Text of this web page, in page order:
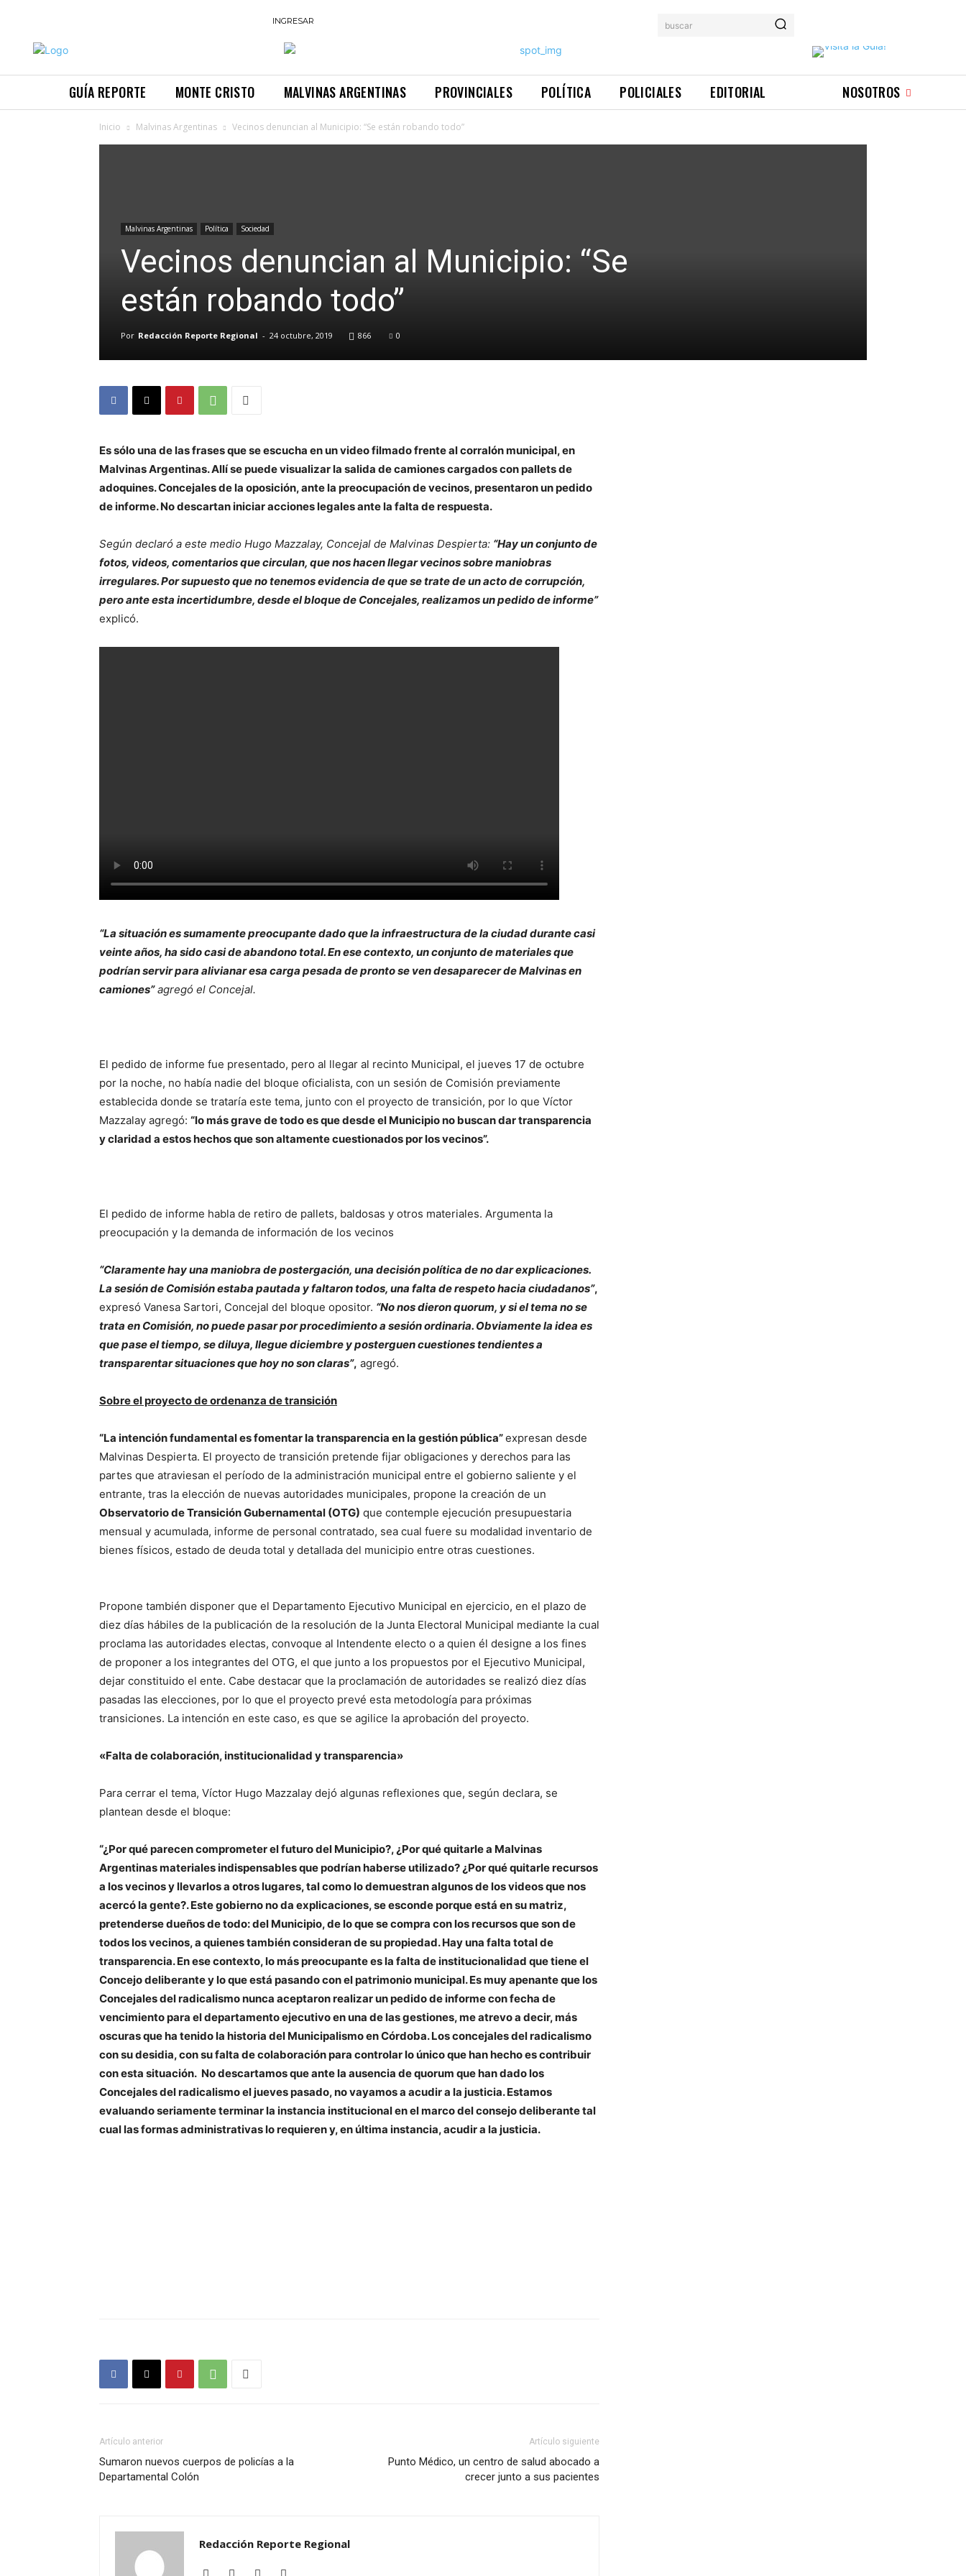
INGRESAR buscar
GUÍA REPORTE MONTE CRISTO MALVINAS ARGENTINAS PROVINCIALES POLÍTICA POLICIALES EDITORIAL NOSOTROS
Inicio Malvinas Argentinas Vecinos denuncian al Municipio: “Se están robando todo”
Malvinas Argentinas Política Sociedad
Vecinos denuncian al Municipio: “Se
están robando todo”
Por Redacción Reporte Regional - 24 octubre, 2019 866 0
Es sólo una de las frases que se escucha en un video filmado frente al corralón municipal, en
Malvinas Argentinas. Allí se puede visualizar la salida de camiones cargados con pallets de
adoquines. Concejales de la oposición, ante la preocupación de vecinos, presentaron un pedido
de informe. No descartan iniciar acciones legales ante la falta de respuesta.
Según declaró a este medio Hugo Mazzalay, Concejal de Malvinas Despierta: “Hay un conjunto de
fotos, videos, comentarios que circulan, que nos hacen llegar vecinos sobre maniobras
irregulares. Por supuesto que no tenemos evidencia de que se trate de un acto de corrupción,
pero ante esta incertidumbre, desde el bloque de Concejales, realizamos un pedido de informe”
explicó.
“La situación es sumamente preocupante dado que la infraestructura de la ciudad durante casi
veinte años, ha sido casi de abandono total. En ese contexto, un conjunto de materiales que
podrían servir para alivianar esa carga pesada de pronto se ven desaparecer de Malvinas en
camiones”agregó el Concejal.
El pedido de informe fue presentado, pero al llegar al recinto Municipal, el jueves 17 de octubre
por la noche, no había nadie del bloque oficialista, con un sesión de Comisión previamente
establecida donde se trataría este tema, junto con el proyecto de transición, por lo que Víctor
Mazzalay agregó: “lo más grave de todo es que desde el Municipio no buscan dar transparencia
y claridad a estos hechos que son altamente cuestionados por los vecinos”.
El pedido de informe habla de retiro de pallets, baldosas y otros materiales. Argumenta la
preocupación y la demanda de información de los vecinos
“Claramente hay una maniobra de postergación, una decisión política de no dar explicaciones.
La sesión de Comisión estaba pautada y faltaron todos, una falta de respeto hacia ciudadanos”,
expresó Vanesa Sartori, Concejal del bloque opositor. “No nos dieron quorum, y si el tema no se
trata en Comisión, no puede pasar por procedimiento a sesiónordinaria. Obviamente la idea es
que pase el tiempo, se diluya, llegue diciembre y posterguen cuestiones tendientes a
transparentar situaciones que hoy no son claras”, agregó.
Sobre el proyecto de ordenanza de transición
“La intención fundamental es fomentar la transparencia en la gestión pública”expresan desde
Malvinas Despierta. El proyecto de transición pretende fijar obligaciones y derechos para las
partes que atraviesan el período de la administración municipal entre el gobierno saliente y el
entrante, tras la elección de nuevas autoridades municipales, propone la creación de un
Observatorio de Transición Gubernamental (OTG) que contemple ejecución presupuestaria
mensual y acumulada, informe de personal contratado, sea cual fuere su modalidad inventario de
bienes físicos, estado de deuda total y detallada del municipio entre otras cuestiones.
Propone también disponer que el Departamento Ejecutivo Municipal en ejercicio, en el plazo de
diez días hábiles de la publicación de la resolución de la Junta Electoral Municipal mediante la cual
proclama las autoridades electas, convoque al Intendente electo o a quien él designe a los fines
de proponer a los integrantes del OTG, el que junto a los propuestos por el Ejecutivo Municipal,
dejar constituido el ente. Cabe destacar que la proclamación de autoridades se realizó diez días
pasadas las elecciones, por lo que el proyecto prevé esta metodología para próximas
transiciones. La intención en este caso, es que se agilice la aprobación del proyecto.
«Falta de colaboración, institucionalidad y transparencia»
Para cerrar el tema, Víctor Hugo Mazzalay dejó algunas reflexiones que, según declara, se
plantean desde el bloque:
“¿Por qué parecen comprometer el futuro del Municipio?, ¿Por qué quitarle a Malvinas
Argentinas materiales indispensables que podrían haberse utilizado? ¿Por qué quitarle recursos
a los vecinos y llevarlos a otros lugares, tal como lo demuestran algunos de los videos que nos
acercó la gente?. Este gobierno no da explicaciones, se esconde porque está en su matriz,
pretenderse dueños de todo: del Municipio, de lo que se compra con los recursos que son de
todos los vecinos, a quienes también consideran de su propiedad. Hay una falta total de
transparencia. En ese contexto, lo más preocupante es la falta de institucionalidad que tiene el
Concejo deliberante y lo que está pasando con el patrimonio municipal. Es muy apenante que los
Concejales del radicalismo nunca aceptaron realizar un pedido de informe con fecha de
vencimiento para el departamento ejecutivo en una de las gestiones, me atrevo a decir, más
oscuras que ha tenido la historia del Municipalismo en Córdoba. Los concejales del radicalismo
con su desidia, con su falta de colaboración para controlar lo único que han hecho es contribuir
con esta situación. No descartamos que ante la ausencia de quorum que han dado los
Concejales del radicalismo el jueves pasado, no vayamos a acudir a la justicia. Estamos
evaluando seriamente terminar la instancia institucional en el marco del consejo deliberante tal
cual las formas administrativas lo requieren y, en última instancia, acudir a la justicia.
Artículo anterior
Sumaron nuevos cuerpos de policías a la
Departamental Colón
Artículo siguiente
Punto Médico, un centro de salud abocado a
crecer junto a sus pacientes
Redacción Reporte Regional